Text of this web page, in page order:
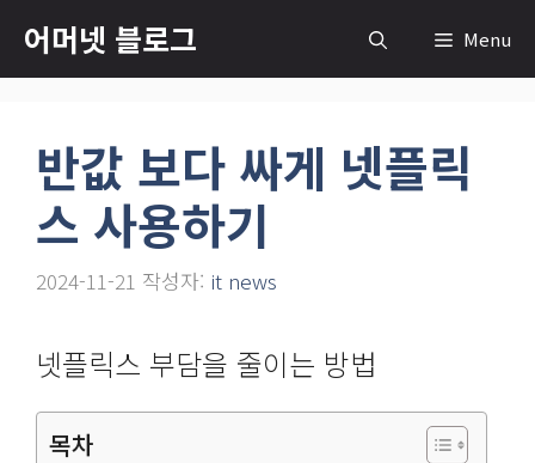
츠
어머넷 블로그 Menu
반값 보다 싸게 넷플릭
스 사용하기
2024-11-21 작성자: it news
넷플릭스 부담을 줄이는 방법
목차